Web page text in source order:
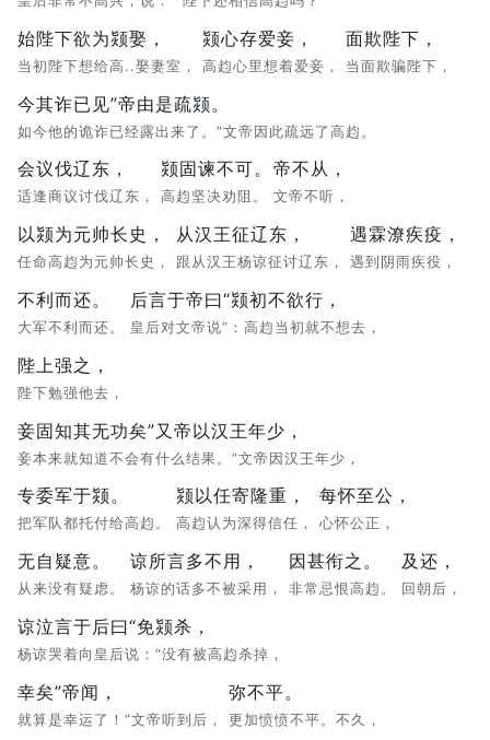
始陛下欲为颎娶，
当初陛下想给高..娶妻室，
颎心存爱妾，
高赹心里想着爱妾，
面欺陛下，
当面欺骗陛下，
今其诈已见”帝由是疏颎。
如今他的诡诈已经露出来了。”文帝因此疏远了高赹。
会议伐辽东，
适逢商议讨伐辽东，
颎固谏不可。
高赹坚决劝阻。
帝不从，
文帝不听，
以颎为元帅长史，
任命高赹为元帅长史，
从汉王征辽东，
跟从汉王杨谅征讨辽东，
遇霖潦疾疫，
遇到阴雨疾役，
不利而还。
大军不利而还。
后言于帝曰“颎初不欲行，
皇后对文帝说“：高赹当初就不想去，
陛上强之，
陛下勉强他去，
妾固知其无功矣”又帝以汉王年少，
妾本来就知道不会有什么结果。”文帝因汉王年少，
专委军于颎。
把军队都托付给高赹。
颎以任寄隆重，
高赹认为深得信任，
每怀至公，
心怀公正，
无自疑意。
从来没有疑虑。
谅所言多不用，
杨谅的话多不被采用，
因甚衔之。
非常忌恨高赹。
及还，
回朝后，
谅泣言于后曰“免颎杀，
杨谅哭着向皇后说：“没有被高赹杀掉，
幸矣”帝闻，
就算是幸运了！”文帝听到后，
弥不平。
更加愤愤不平。不久，